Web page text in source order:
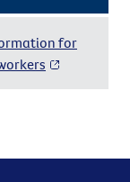
for